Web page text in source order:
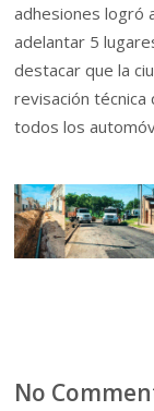
adhesiones logró
adelantar 5
destacar que la
revisación técnica
todos los
No